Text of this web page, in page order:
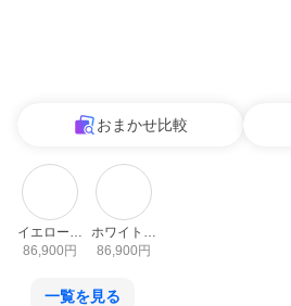
おまかせ比較
イエローゴ
ールド
86,900 円
ホワイトゴ
ールド
86,900 円
一覧を見る